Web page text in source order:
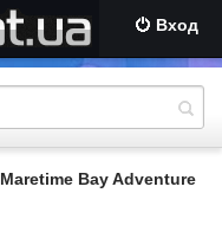
Вход
Bay Adventure